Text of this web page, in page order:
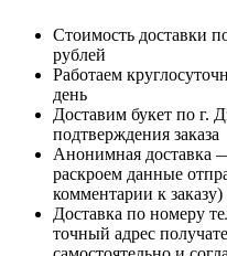
Стоимость доставки
рублей
Работаем
день
Доставим букет по г.
подтверждения заказа
Анонимная
раскроем данные
комментарии к заказу)
Доставка по номеру
точный адрес